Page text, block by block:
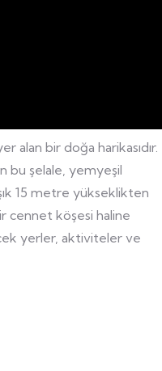
alan bir doğa harikasıdır.
bu şelale, yemyeşil
15 metre yükseklikten
cennet köşesi haline
yerler, aktiviteler ve